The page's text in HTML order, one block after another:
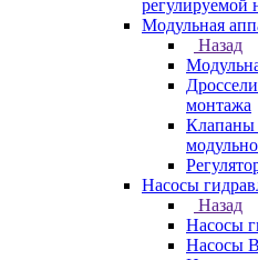
регулируемой
Модульная
Назад
монтажа
Клапаны
Насосы
Назад
Насосы
Насосы